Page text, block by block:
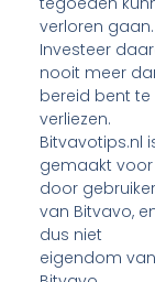
verloren gaan.
Investeer
nooit meer
bereid bent te
verliezen.
Bitvavotips.nl
gemaakt voor
door
van Bitvavo,
dus niet
eigendom van